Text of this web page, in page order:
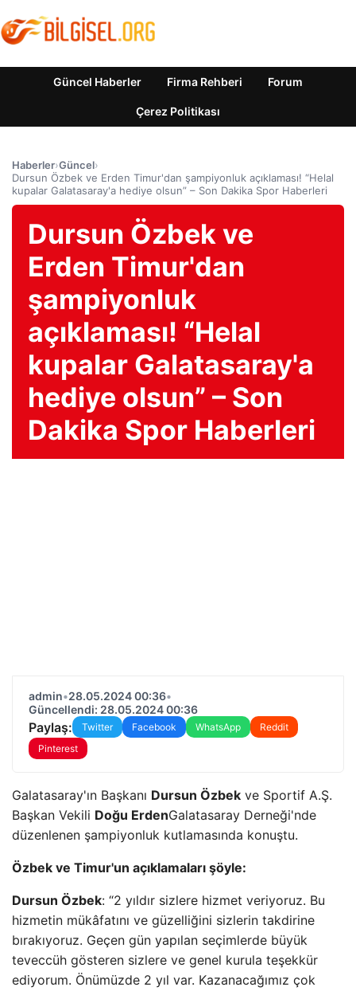
Güncel Haberler Firma Rehberi Forum
Çerez Politikası
Haberler›Güncel›
Dursun Özbek ve Erden Timur'dan şampiyonluk açıklaması! “Helal
kupalar Galatasaray'a hediye olsun” – Son Dakika Spor Haberleri
Dursun Özbek ve
Erden Timur'dan
şampiyonluk
açıklaması! “Helal
kupalar Galatasaray'a
hediye olsun” – Son
Dakika Spor Haberleri
admin•28.05.2024 00:36•
Güncellendi: 28.05.2024 00:36
Paylaş: Twitter Facebook WhatsApp
Reddit
Pinterest
Galatasaray'ın Başkanı Dursun Özbek ve Sportif A.Ş.
Başkan Vekili Doğu ErdenGalatasaray Derneği'nde
düzenlenen şampiyonluk kutlamasında konuştu.
Özbek ve Timur'un açıklamaları şöyle:
Dursun Özbek: “2 yıldır sizlere hizmet veriyoruz. Bu
hizmetin mükâfatını ve güzelliğini sizlerin takdirine
bırakıyoruz. Geçen gün yapılan seçimlerde büyük
teveccüh gösteren sizlere ve genel kurula teşekkür
ediyorum. Önümüzde 2 yıl var. Kazanacağımız çok